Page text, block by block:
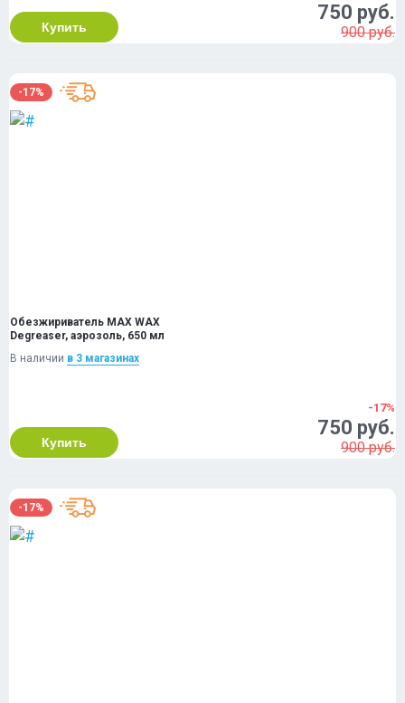
Купить
750 руб.
900 руб.
-17%
Обезжириватель MAX WAX
Degreaser, аэрозоль, 650 мл
В наличии в 3 магазинах
Купить
-17%
750 руб.
900 руб.
-17%